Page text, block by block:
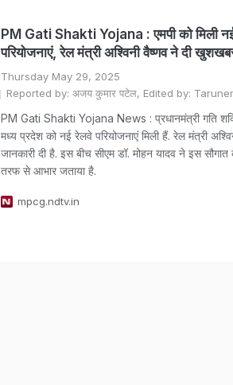
PM Gati Shakti Yojana : एमपी को मिली
परियोजनाएं, रेल मंत्री अश्विनी वैष्णव ने दी
Thursday May 29, 2025
Reported by: अजय कुमार पटेल, Edited by:
PM Gati Shakti Yojana News : प्रधानमंत्री गति
मध्य प्रदेश को नई रेलवे परियोजनाएं मिली हैं. रेल मंत्री
जानकारी दी है. इस बीच सीएम डॉ. मोहन यादव ने इस
तरफ से आभार जताया है.
mpcg.ndtv.in